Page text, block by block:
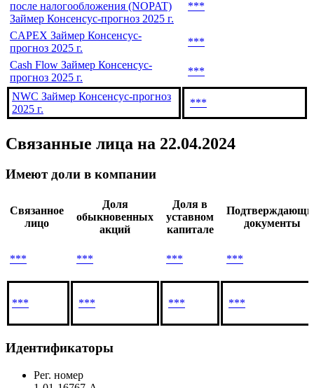
Дивиденды на акцию Займер
Консенсус-прогноз 4 кв. 2025 г.
Чистая операционная прибыль
после налогообложения (NOPAT)
Займер Консенсус-прогноз 2025 г.
CAPEX Займер Консенсус-
прогноз 2025 г.
***
Cash Flow Займер Консенсус-
***
NWC Займер Консенсус-прогноз
***
Имеют доли в компании
Связанное
обыкновенных
Доля в
уставном
*** *** *** ***
*** ***